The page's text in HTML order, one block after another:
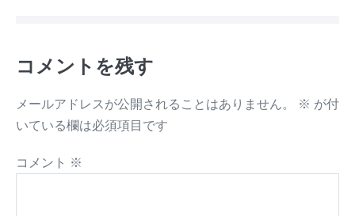
コメントを残す
メールアドレスが公開されることはありません。 ※ が付
いている欄は必須項目です
コメント ※